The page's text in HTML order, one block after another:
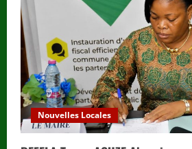
Nouvelles Locales